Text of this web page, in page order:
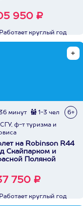
950 ₽
Работает круглый год
минут 1-3 чел 6+
СГУ, ф-т туризма и
на Robinson R44
Скайпарком и
Поляной
750 ₽
Работает круглый год